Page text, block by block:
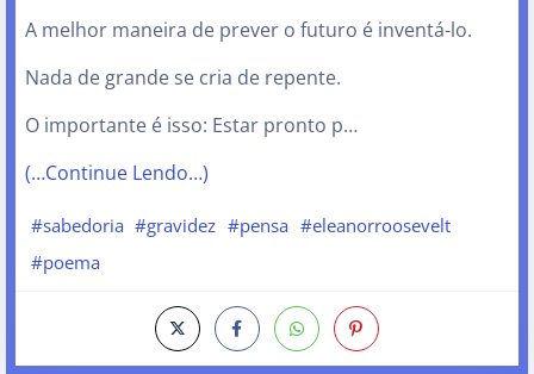
A melhor maneira de prever o futuro é inventá-lo.
Nada de grande se cria de repente.
O importante é isso: Estar pronto p…
(…Continue Lendo…)
#sabedoria #gravidez #pensa #eleanorroosevelt
#poema